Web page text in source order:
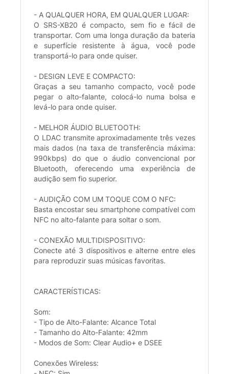
- A QUALQUER HORA, EM QUALQUER LUGAR:
O SRS-XB20 é compacto, sem fio e fácil de
transportar. Com uma longa duração da bateria
e superfície resistente à água, você pode
transportá-lo para onde quiser.
- DESIGN LEVE E COMPACTO:
Graças a seu tamanho compacto, você pode
pegar o alto-falante, colocá-lo numa bolsa e
levá-lo para onde quiser.
- MELHOR ÁUDIO BLUETOOTH:
O LDAC transmite aproximadamente três vezes
mais dados (na taxa de transferência máxima:
990kbps) do que o áudio convencional por
Bluetooth, oferecendo uma experiência de
audição sem fio superior.
- AUDIÇÃO COM UM TOQUE COM O NFC:
Basta encostar seu smartphone compatível com
NFC no alto-falante para soltar o som.
- CONEXÃO MULTIDISPOSITIVO:
Conecte até 3 dispositivos e alterne entre eles
para reproduzir suas músicas favoritas.
CARACTERÍSTICAS:
Som:
- Tipo de Alto-Falante: Alcance Total
- Tamanho do Alto-Falante: 42mm
- Modos de Som: Clear Audio+ e DSEE
Conexões Wireless: